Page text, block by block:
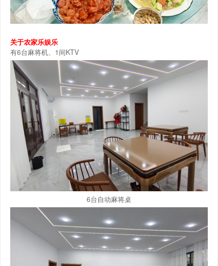
关于农家乐娱乐
有6台麻将机、1间KTV
6台自动麻将桌